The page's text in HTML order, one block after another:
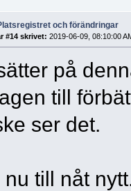
och förändringar
#14 skrivet: 2019-06-09, 08:10:00
på
till
ser det.
nu till nåt